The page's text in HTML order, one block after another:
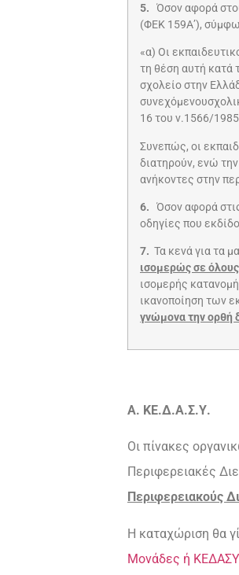
5. Όσον αφορά
(ΦΕΚ 159Α’),
«α) Οι
τη θέση αυτή κατά
σχολείο στην
16 του ν.1566/1985
Συνεπώς, οι
διατηρούν, ενώ
ανήκοντες στην
6. Όσον αφορά
οδηγίες που
7. Τα κενά για τα
ισομερώς σε
ισομερής
ικανοποίηση των
γνώμονα την ορθή
Α. ΚΕ.Δ.Α.Σ.Υ.
Οι πίνακες
Περιφερειακές
Περιφερειακούς
Η καταχώριση θα
Μονάδες ή